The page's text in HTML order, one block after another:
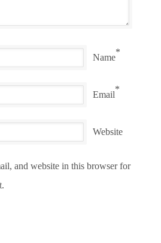
Name
*
Email
*
Website
and website in this browser for